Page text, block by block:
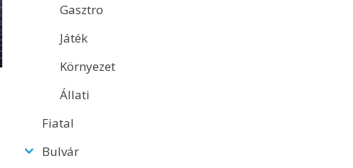
Gasztro
Játék
Környezet
Állati
Fiatal
Bulvár